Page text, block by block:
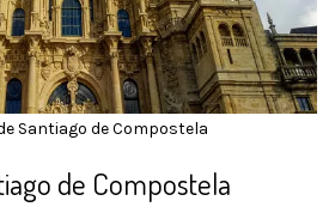
Santiago de Compostela
de Compostela